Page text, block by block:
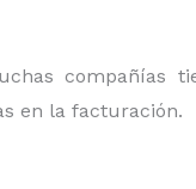
compañías
en la facturación.